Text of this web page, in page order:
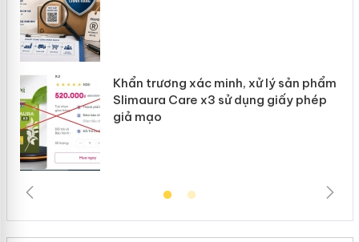
Khẩn trương xác minh, xử lý sản phẩm
Slimaura Care x3 sử dụng giấy phép
giả mạo